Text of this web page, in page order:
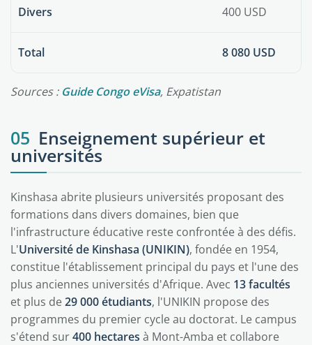
Divers 400 USD
Total 8 080 USD
Sources : Guide Congo eVisa, Expatistan
05 Enseignement supérieur et
universités
Kinshasa abrite plusieurs universités proposant des
formations dans divers domaines, bien que
l'infrastructure éducative reste confrontée à des défis.
L'Université de Kinshasa (UNIKIN), fondée en 1954,
constitue l'établissement principal du pays et l'une des
plus anciennes universités d'Afrique. Avec 13 facultés
et plus de29 000 étudiants, l'UNIKIN propose des
programmes du premier cycle au doctorat. Le campus
s'étend sur400 hectares à Mont-Amba et collabore